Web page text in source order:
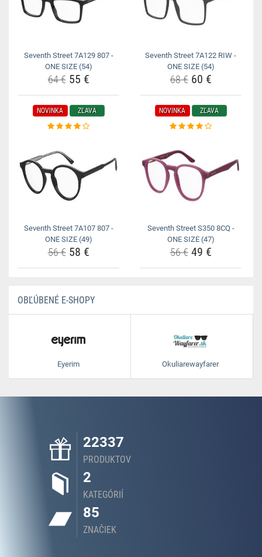
Seventh Street 7A129 807 -
ONE SIZE (54)
64 €55 €
Seventh Street 7A122 RIW -
ONE SIZE (54)
68 €60 €
NOVINKA ZĽAVA
Seventh Street 7A107 807 -
ONE SIZE (49)
56 €58 €
NOVINKA ZĽAVA
Seventh Street S350 8CQ -
ONE SIZE (47)
56 €49 €
OBĽÚBENÉ E-SHOPY
Eyerim Okuliarewayfarer
22337
PRODUKTOV
2
KATEGÓRIÍ
85
ZNAČIEK